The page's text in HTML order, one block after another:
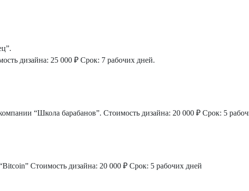
дизайна: 25 000 ₽ Срок: 7 рабочих дней.
“Школа барабанов”. Стоимость дизайна: 20 000 ₽ Срок: 5
Стоимость дизайна: 20 000 ₽ Срок: 5 рабочих дней